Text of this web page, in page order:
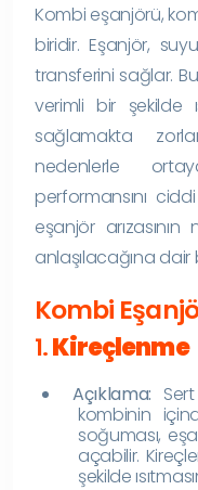
Kombi eşanjörü,
biridir. Eşanjör,
transferini sağlar.
verimli bir şekilde
sağlamakta
nedenlerle
performansını
eşanjör
anlaşılacağına dair
Kombi
1.Kireçlenme
Açıklama:
kombinin
soğuması,
açabilir.
şekilde